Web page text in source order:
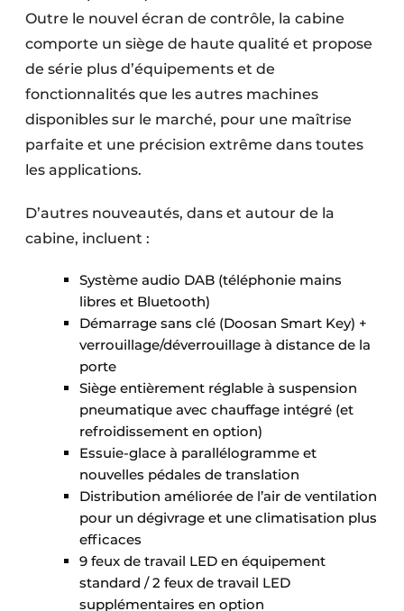
Outre le nouvel écran de contrôle, la cabine
comporte un siège de haute qualité et propose
de série plus d’équipements et de
fonctionnalités que les autres machines
disponibles sur le marché, pour une maîtrise
parfaite et une précision extrême dans toutes
les applications.
D’autres nouveautés, dans et autour de la
cabine, incluent :
Système audio DAB (téléphonie mains
libres et Bluetooth)
Démarrage sans clé (Doosan Smart Key) +
verrouillage/déverrouillage à distance de la
porte
Siège entièrement réglable à suspension
pneumatique avec chauffage intégré (et
refroidissement en option)
Essuie-glace à parallélogramme et
nouvelles pédales de translation
Distribution améliorée de l’air de ventilation
pour un dégivrage et une climatisation plus
efficaces
9 feux de travail LED en équipement
standard / 2 feux de travail LED
supplémentaires en option